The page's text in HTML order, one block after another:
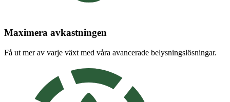
Maximera avkastningen
Få ut mer av varje växt med våra avancerade belysningslösningar.